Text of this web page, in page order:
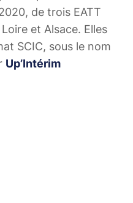
de trois EATT
et Alsace. Elles
SCIC, sous le nom
Up’Intérim